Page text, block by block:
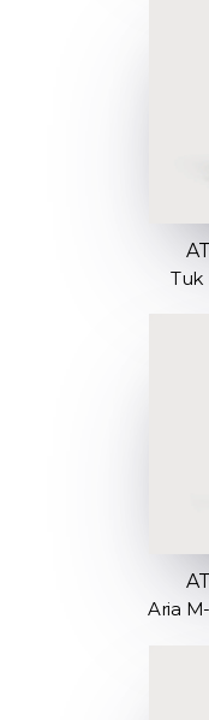
Tuk
Aria